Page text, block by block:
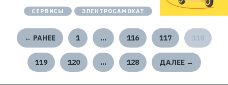
СЕРВИСЫ ЭЛЕКТРОСАМОКАТ
← РАНЕЕ 1 … 116 117
119 120 … 128 ДАЛЕЕ →